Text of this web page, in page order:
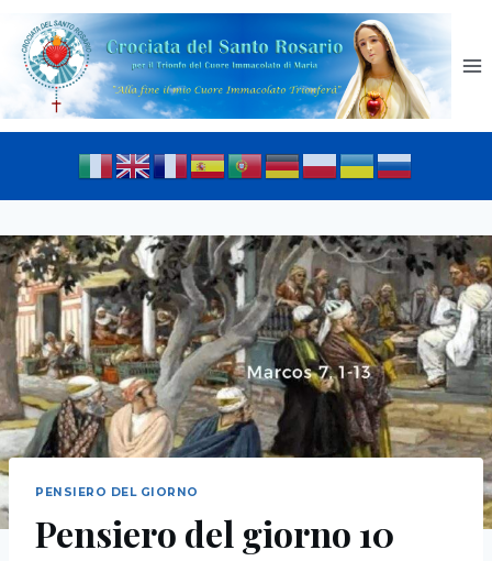
PENSIERO DEL GIORNO
Pensiero del giorno 10